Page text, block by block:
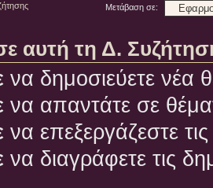
Μετάβαση σε:
αυτή τη Δ.
να δημοσιεύετε νέα
να απαντάτε σε
να επεξεργάζεστε
να διαγράφετε τις